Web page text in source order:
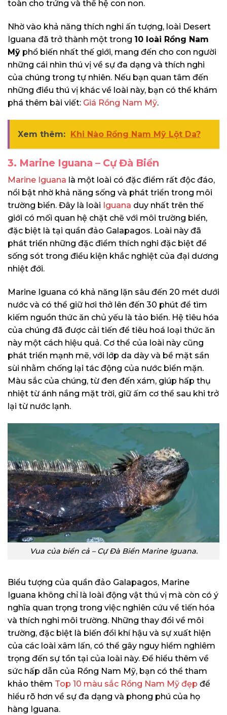
toàn cho trứng và thế hệ con non.
Nhờ vào khả năng thích nghi ấn tượng, loài Desert
Iguana đã trở thành một trong 10 loài Rồng Nam
Mỹ phổ biến nhất thế giới, mang đến cho con người
những cái nhìn thú vị về sự đa dạng và thích nghi
của chúng trong tự nhiên. Nếu bạn quan tâm đến
những điều thú vị khác về loài này, bạn có thể khám
phá thêm bài viết: Giá Rồng Nam Mỹ.
Xem thêm: Khi Nào Rồng Nam Mỹ Lột Da?
3. Marine Iguana – Cự Đà Biển
Marine Iguana là một loài có đặc điểm rất độc đáo,
nổi bật nhờ khả năng sống và phát triển trong môi
trường biển. Đây là loài Iguana duy nhất trên thế
giới có mối quan hệ chặt chẽ với môi trường biển,
đặc biệt là tại quần đảo Galapagos. Loài này đã
phát triển những đặc điểm thích nghi đặc biệt để
sống sót trong điều kiện khắc nghiệt của đại dương
nhiệt đới.
Marine Iguana có khả năng lặn sâu đến 20 mét dưới
nước và có thể giữ hơi thở lên đến 30 phút để tìm
kiếm nguồn thức ăn chủ yếu là tảo biển. Hệ tiêu hóa
của chúng đã được cải tiến để tiêu hoá loại thức ăn
này một cách hiệu quả. Cơ thể của loài này cũng
phát triển mạnh mẽ, với lớp da dày và bề mặt sần
sùi nhằm chống lại tác động của nước biển mặn.
Màu sắc của chúng, từ đen đến xám, giúp hấp thụ
nhiệt từ ánh nắng mặt trời, giữ ấm cơ thể sau khi trở
lại từ nước lạnh.
Vua của biển cả – Cự Đà Biển Marine Iguana.
Biểu tượng của quần đảo Galapagos, Marine
Iguana không chỉ là loài động vật thú vị mà còn có ý
nghĩa quan trọng trong việc nghiên cứu về tiến hóa
và thích nghi môi trường. Những thay đổi về môi
trường, đặc biệt là biến đổi khí hậu và sự xuất hiện
của các loài xâm lấn, có thể gây nguy hiểm nghiêm
trọng đến sự tồn tại của loài này. Để hiểu thêm về
sức hấp dẫn của Rồng Nam Mỹ, bạn có thể tham
khảo thêm Top 10 màu sắc Rồng Nam Mỹ đẹp để
hiểu rõ hơn về sự đa dạng và phong phú của họ
hàng Iguana.